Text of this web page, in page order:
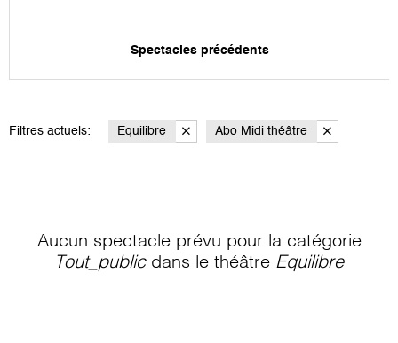
Spectacles précédents
Filtres actuels: Equilibre Abo Midi théâtre
Aucun spectacle prévu pour la catégorie
Tout_publicdans le théâtre Equilibre